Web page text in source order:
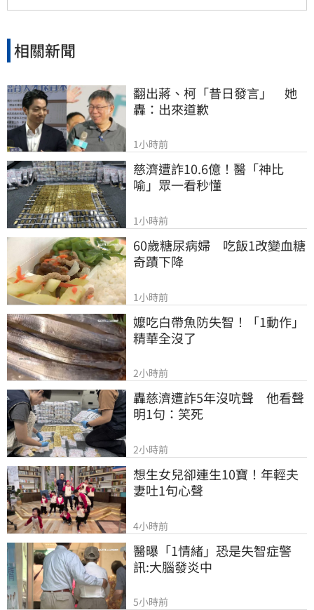
相關新聞
翻出蔣、柯「昔日發言」　她
轟：出來道歉
1小時前
慈濟遭詐10.6億！醫「神比
喻」眾一看秒懂
1小時前
60歲糖尿病婦　吃飯1改變血糖
奇蹟下降
1小時前
嬤吃白帶魚防失智！「1動作」
精華全沒了
2小時前
轟慈濟遭詐5年沒吭聲　他看聲
明1句：笑死
2小時前
想生女兒卻連生10寶！年輕夫
妻吐1句心聲
4小時前
醫曝「1情緒」恐是失智症警
訊:大腦發炎中
5小時前